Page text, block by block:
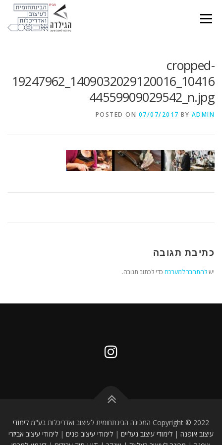
content
Menu
cropped-
19247962_1409032029120016_10416
44559909029542_n.jpg
POSTED ON 07/07/2017 BY ADMIN
כתיבת תגובה
ישלהתחבר למערכת כדי לכתוב תגובה.
Copyright © 2022 המכינה הבינתחומית לעיצוב ואדריכלות בע"מ
לימודי
עיצוב אופנה | לימודי עיצוב נעליים | לימודי עיצוב פנים | לימודי עיצוב אביזרי